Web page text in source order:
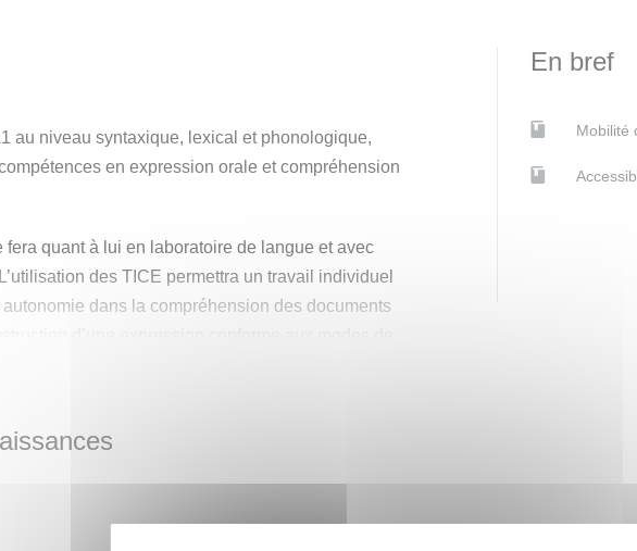
au niveau syntaxique, lexical et phonologique,
en expression orale et compréhension
fera quant à lui en laboratoire de langue et avec
des TICE permettra un travail individuel
dans la compréhension des documents
En bref
Mobilité